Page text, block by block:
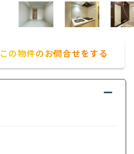
この物件のお問合せをする